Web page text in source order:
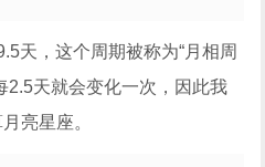
天，这个周期被称为“月相周
2.5天就会变化一次，因此我
亮星座。